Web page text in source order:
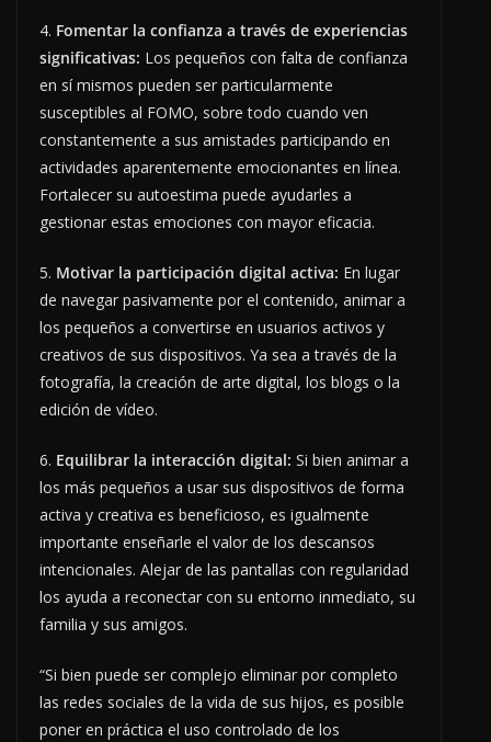
4. Fomentar la confianza a través de experiencias
significativas: Los pequeños con falta de confianza
en sí mismos pueden ser particularmente
susceptibles al FOMO, sobre todo cuando ven
constantemente a sus amistades participando en
actividades aparentemente emocionantes en línea.
Fortalecer su autoestima puede ayudarles a
gestionar estas emociones con mayor eficacia.
5. Motivar la participación digital activa: En lugar
de navegar pasivamente por el contenido, animar a
los pequeños a convertirse en usuarios activos y
creativos de sus dispositivos. Ya sea a través de la
fotografía, la creación de arte digital, los blogs o la
edición de vídeo.
6. Equilibrar la interacción digital: Si bien animar a
los más pequeños a usar sus dispositivos de forma
activa y creativa es beneficioso, es igualmente
importante enseñarle el valor de los descansos
intencionales. Alejar de las pantallas con regularidad
los ayuda a reconectar con su entorno inmediato, su
familia y sus amigos.
“Si bien puede ser complejo eliminar por completo
las redes sociales de la vida de sus hijos, es posible
poner en práctica el uso controlado de los